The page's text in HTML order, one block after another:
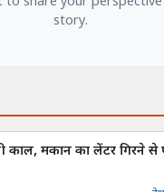
story.
काल, मकान का लेंटर गिरने से